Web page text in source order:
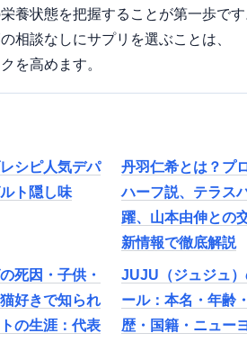
養状態を把握することが第一歩で
相談なしにサプリを選ぶことは、
を高めます。
シピ人気デパ
ト隠し味
丹羽仁希とは？プ
ハーフ説、テラス
躍、山本由伸との
新情報で徹底解説
死因・子供・
好きで知られ
の生涯：代表
JUJU（ジュジュ
ール：本名・年齢
歴・国籍・ニュー